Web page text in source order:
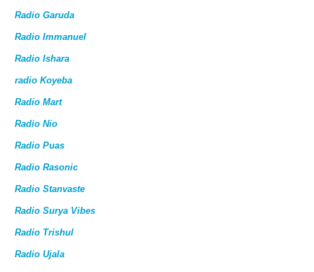
Radio Garuda
Radio Immanuel
Radio Ishara
radio Koyeba
Radio Mart
Radio Nio
Radio Puas
Radio Rasonic
Radio Stanvaste
Radio Surya Vibes
Radio Trishul
Radio Ujala